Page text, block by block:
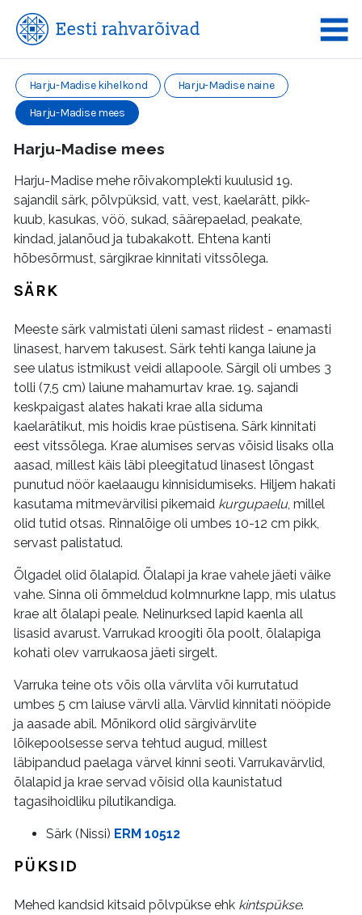
Harju-Madise kihelkond
Harju-Madise naine
Harju-Madise mees
Harju-Madise mees
Harju-Madise mehe rõivakomplekti kuulusid 19.
sajandil särk, põlvpüksid, vatt, vest, kaelarätt, pikk-
kuub, kasukas, vöö, sukad, säärepaelad, peakate,
kindad, jalanõud ja tubakakott. Ehtena kanti
hõbesõrmust, särgikrae kinnitati vitssõlega.
SÄRK
Meeste särk valmistati üleni samast riidest - enamasti
linasest, harvem takusest. Särk tehti kanga laiune ja
see ulatus istmikust veidi allapoole. Särgil oli umbes 3
tolli (7,5 cm) laiune mahamurtav krae. 19. sajandi
keskpaigast alates hakati krae alla siduma
kaelarätikut, mis hoidis krae püstisena. Särk kinnitati
eest vitssõlega. Krae alumises servas võisid lisaks olla
aasad, millest käis läbi pleegitatud linasest lõngast
punutud nöör kaelaaugu kinnisidumiseks. Hiljem hakati
kasutama mitmevärvilisi pikemaid kurgupaelu, millel
olid tutid otsas. Rinnalõige oli umbes 10-12 cm pikk,
servast palistatud.
Õlgadel olid õlalapid. Õlalapi ja krae vahele jäeti väike
vahe. Sinna oli õmmeldud kolmnurkne lapp, mis ulatus
krae alt õlalapi peale. Nelinurksed lapid kaenla all
lisasid avarust. Varrukad kroogiti õla poolt, õlalapiga
kohati olev varrukaosa jäeti sirgelt.
Varruka teine ots võis olla värvlita või kurrutatud
umbes 5 cm laiuse värvli alla. Värvlid kinnitati nööpide
ja aasade abil. Mõnikord olid särgivärvlite
lõikepoolsesse serva tehtud augud, millest
läbipandud paelaga värvel kinni seoti. Varrukavärvlid,
õlalapid ja krae servad võisid olla kaunistatud
tagasihoidliku pilutikandiga.
Särk (Nissi) ERM 10512
PÜKSID
Mehed kandsid kitsaid põlvpükse ehk kintspükse.